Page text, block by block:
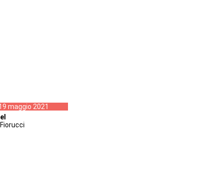
maggio 2021